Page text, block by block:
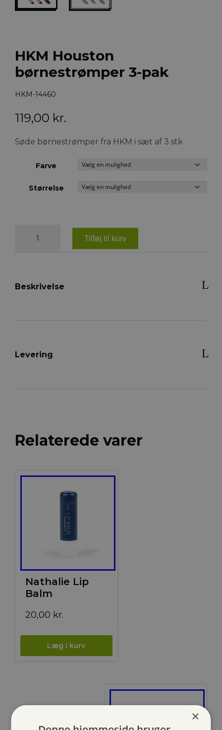
HKM Houston
børnestrømper 3-pak
HKM-14460
119,00 kr.
Søde børnestrømper fra HKM i sæt af 3 stk
Farve
Størrelse
Houston
Tilføj til kurv
Beskrivelse
Levering
Relaterede varer
Nathalie Lip
Balm
20,00 kr.
×